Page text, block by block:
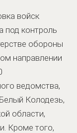
войск
под контроль
обороны
направлении
ведомства,
Колодезь,
области,
Кроме того,